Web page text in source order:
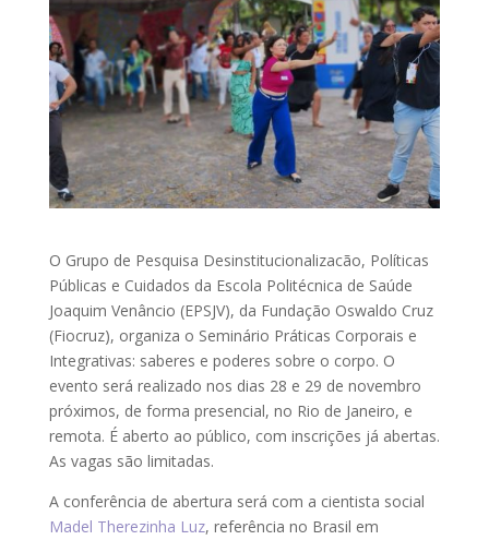
O Grupo de Pesquisa Desinstitucionalizacão, Políticas
Públicas e Cuidados da Escola Politécnica de Saúde
Joaquim Venâncio (EPSJV), da Fundação Oswaldo Cruz
(Fiocruz), organiza o Seminário Práticas Corporais e
Integrativas: saberes e poderes sobre o corpo. O
evento será realizado nos dias 28 e 29 de novembro
próximos, de forma presencial, no Rio de Janeiro, e
remota. É aberto ao público, com inscrições já abertas.
As vagas são limitadas.
A conferência de abertura será com a cientista social
Madel Therezinha Luz, referência no Brasil em